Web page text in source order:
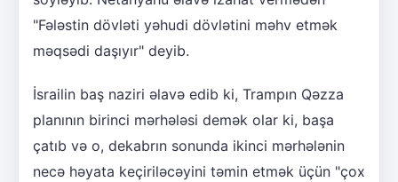
"Fələstin dövləti yəhudi dövlətini məhv etmək
məqsədi daşıyır" deyib.
İsrailin baş naziri əlavə edib ki, Trampın Qəzza
planının birinci mərhələsi demək olar ki, başa
çatıb və o, dekabrın sonunda ikinci mərhələnin
necə həyata keçiriləcəyini təmin etmək üçün "çox